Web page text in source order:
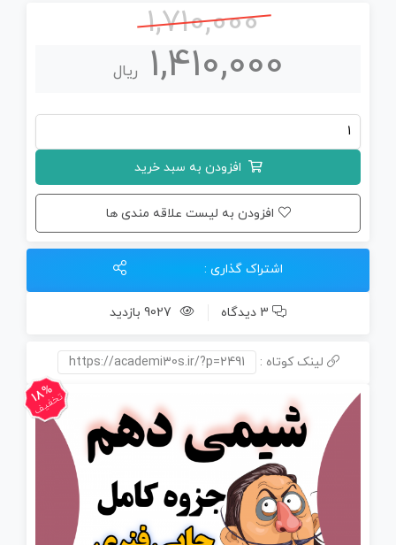
1,710,000
1,410,000 ریال
جزوه
کامل
دهم
عدد
افزودن به سبد خرید
افزودن به لیست علاقه مندی ها
اشتراک گذاری :
3 دیدگاه 9027 بازدید
لینک کوتاه : https://academi30s.ir/?p=2491
18%
تخفیف